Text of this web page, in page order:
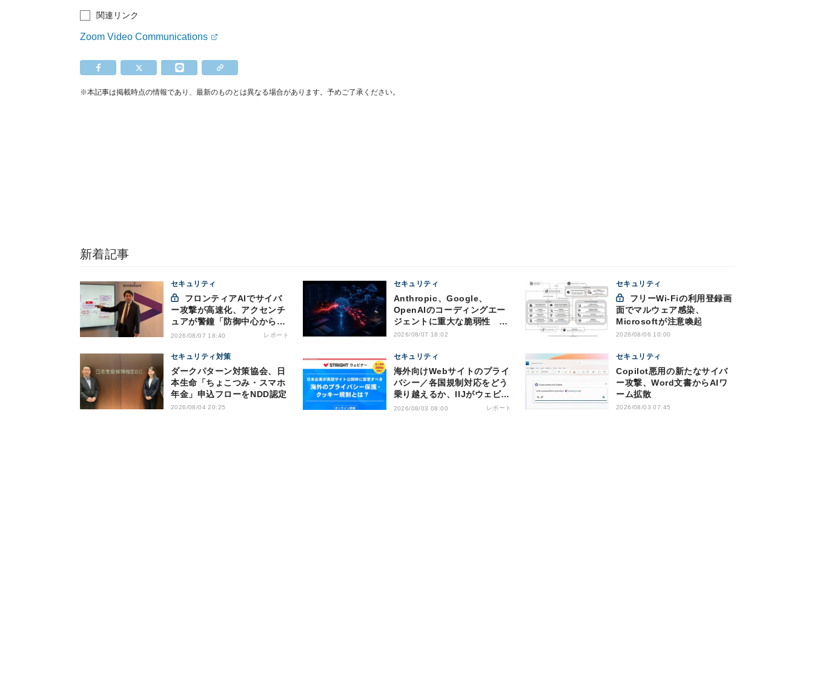
関連リンク
Zoom Video Communications
※本記事は掲載時点の情報であり、最新のものとは異なる場合があります。予めご了承ください。
新着記事
セキュリティ
ー攻撃が高速化、アクセンチ
ュアが警鐘「防御中心からの
脱却を」
2026/08/07 18:40 レポート
セキュリティ
Anthropic、Google、
OpenAIのコーディングエー
ジェントに重大な脆弱性 認
証情報窃取などの恐れ
2026/08/07 18:02
セキュリティ
面でマルウェア感染、
Microsoftが注意喚起
2026/08/06 10:00
セキュリティ対策
ダークパターン対策協会、日
本生命「ちょこつみ・スマホ
年金」申込フローをNDD認定
2026/08/04 20:25
セキュリティ
海外向けWebサイトのプライ
バシー／各国規制対応をどう
乗り越えるか、IIJがウェビナ
ー開催
2026/08/03 08:00 レポート
セキュリティ
Copilot悪用の新たなサイバ
ー攻撃、Word文書からAIワ
ーム拡散
2026/08/03 07:45